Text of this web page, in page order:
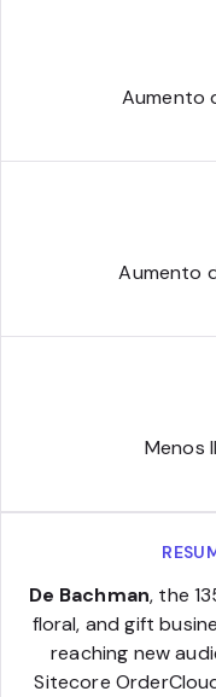
Aumento
Aumento
Menos
De Bachman, the
floral, and gift
reaching new
Sitecore